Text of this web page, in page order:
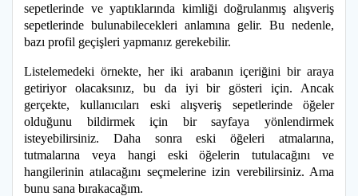
sepetlerinde ve yaptıklarında kimliği doğrulanmış alışveriş
sepetlerinde bulunabilecekleri anlamına gelir. Bu nedenle,
bazı profil geçişleri yapmanız gerekebilir.
Listelemedeki örnekte, her iki arabanın içeriğini bir araya
getiriyor olacaksınız, bu da iyi bir gösteri için. Ancak
gerçekte, kullanıcıları eski alışveriş sepetlerinde öğeler
olduğunu bildirmek için bir sayfaya yönlendirmek
isteyebilirsiniz. Daha sonra eski öğeleri atmalarına,
tutmalarına veya hangi eski öğelerin tutulacağını ve
hangilerinin atılacağını seçmelerine izin verebilirsiniz. Ama
bunu sana bırakacağım.